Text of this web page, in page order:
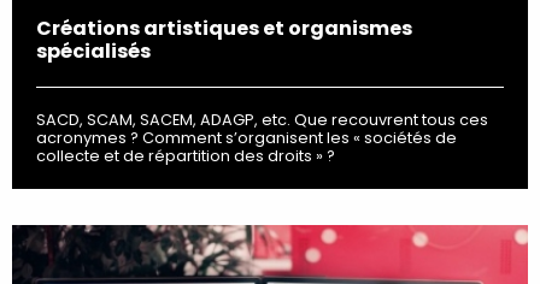
Créations artistiques et organismes
spécialisés
SACD, SCAM, SACEM, ADAGP, etc. Que recouvrent tous ces
acronymes ? Comment s’organisent les « sociétés de
collecte et de répartition des droits » ?